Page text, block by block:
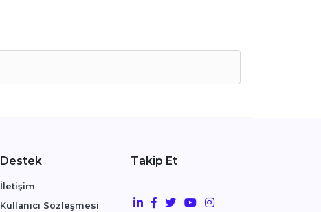
Destek
İletişim
Kullanıcı Sözleşmesi
Takip Et